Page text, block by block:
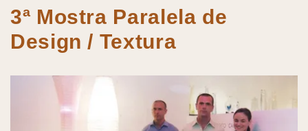
3ª Mostra Paralela de
Design / Textura